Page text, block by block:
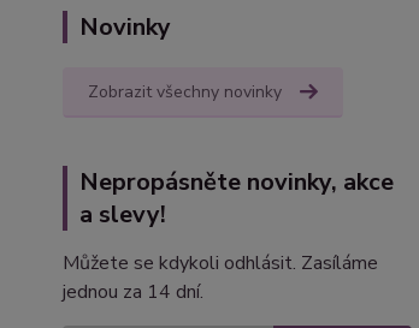
Novinky
Zobrazit všechny novinky
Nepropásněte novinky, akce
a slevy!
Můžete se kdykoli odhlásit. Zasíláme
jednou za 14 dní.